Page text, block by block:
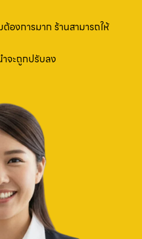
องการมาก ร้านสามารถให้
จะถูกปรับลง